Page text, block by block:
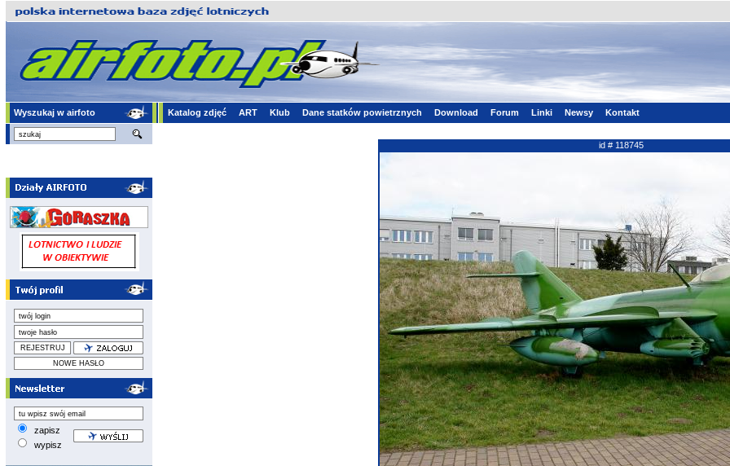
Wyszukaj w airfoto Katalog zdjęć ART Klub Dane statków powietrznych Download Forum Linki Newsy Kontakt
zapisz
wypisz
id # 118745